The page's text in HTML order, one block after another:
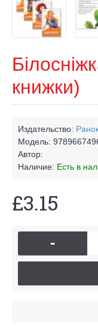
книжки)
Издательство:
Модель:
Автор:
Наличие: Есть в
£3.15
-